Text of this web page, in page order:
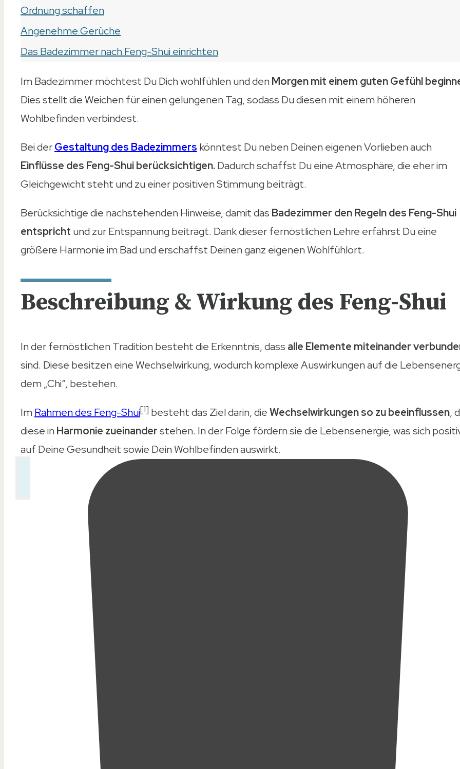
Ordnung schaffen
Angenehme Gerüche
Das Badezimmer nach Feng-Shui einrichten
Im Badezimmer möchtest Du Dich wohlfühlen und denMorgen mit einem guten Gefühl
Dies stellt die Weichen für einen gelungenen Tag, sodass Du diesen mit einem höheren
Wohlbefinden verbindest.
Bei derGestaltung des Badezimmers könntest Du neben Deinen eigenen Vorlieben auch
Einflüsse des Feng-Shui berücksichtigen.Dadurch schaffst Du eine Atmosphäre, die eher im
Gleichgewicht steht und zu einer positiven Stimmung beiträgt.
Berücksichtige die nachstehenden Hinweise, damit das Badezimmer den Regeln des Feng-Shui
entspricht und zur Entspannung beiträgt. Dank dieser fernöstlichen Lehre erfährst Du eine
größere Harmonie im Bad und erschaffst Deinen ganz eigenen Wohlfühlort.
Beschreibung & Wirkung des Feng-Shui
In der fernöstlichen Tradition besteht die Erkenntnis, dass alle Elemente miteinander
sind. Diese besitzen eine Wechselwirkung, wodurch komplexe Auswirkungen auf die
dem „Chi“, bestehen.
ImRahmen des Feng-Shui[1] besteht das Ziel darin, dieWechselwirkungen so zu beeinflussen,
diese inHarmonie zueinanderstehen. In der Folge fördern sie die Lebensenergie, was sich
auf Deine Gesundheit sowie Dein Wohlbefinden auswirkt.